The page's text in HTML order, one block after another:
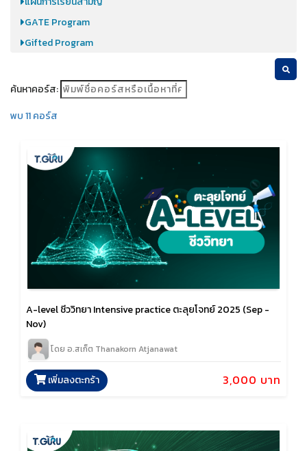
GATE Program
Gifted Program
ค้นหาคอร์ส:
พบ 11 คอร์ส
A-level ชีววิทยา Intensive practice ตะลุยโจทย์ 2025 (Sep -
Nov)
โดย อ.สเก็ต Thanakorn Atjanawat
3,000 บาท
เพิ่มลงตะกร้า